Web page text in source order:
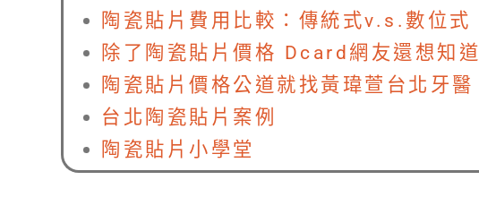
陶瓷貼片費用比較：傳統式v.s.數位式
除了陶瓷貼片價格 Dcard網友還想知道
陶瓷貼片價格公道就找黃瑋萱台北牙醫
台北陶瓷貼片案例
陶瓷貼片小學堂